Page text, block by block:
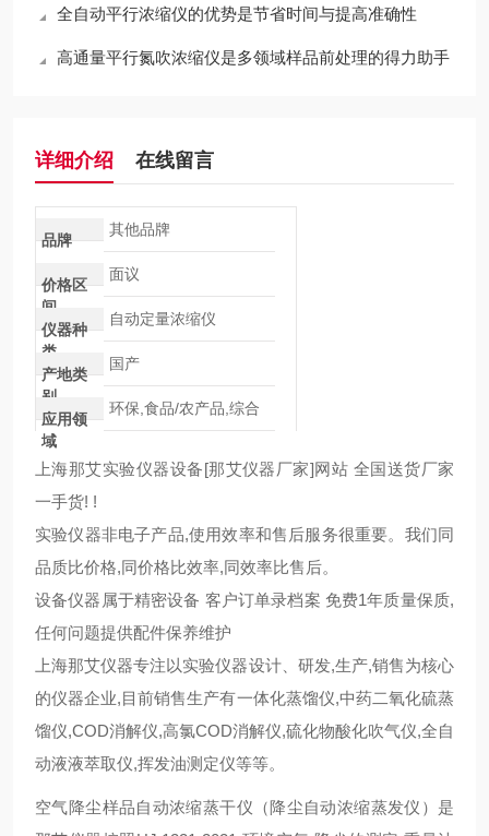
全自动平行浓缩仪的优势是节省时间与提高准确性
高通量平行氮吹浓缩仪是多领域样品前处理的得力助手
详细介绍 在线留言
品牌
其他品牌
价格区
间
面议
仪器种
类
自动定量浓缩仪
产地类
别
国产
应用领
域
环保,食品/农产品,综合
上海那艾实验仪器设备[那艾仪器厂家]网站 全国送货厂家
一手货! !
实验仪器非电子产品,使用效率和售后服务很重要。我们同
品质比价格,同价格比效率,同效率比售后。
设备仪器属于精密设备 客户订单录档案 免费1年质量保质,
任何问题提供配件保养维护
上海那艾仪器专注以实验仪器设计、研发,生产,销售为核心
的仪器企业,目前销售生产有一体化蒸馏仪,中药二氧化硫蒸
馏仪,COD消解仪,高氯COD消解仪,硫化物酸化吹气仪,全自
动液液萃取仪,挥发油测定仪等等。
空气降尘样品自动浓缩蒸干仪（降尘自动浓缩蒸发仪）是